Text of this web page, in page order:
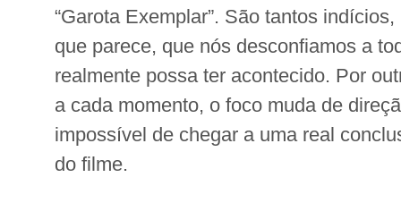
“Garota Exemplar”. São tantos
que parece, que nós desconfiamos a
realmente possa ter acontecido. Por
a cada momento, o foco muda de
impossível de chegar a uma real
do filme.